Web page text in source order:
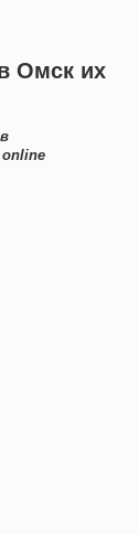
Омск их